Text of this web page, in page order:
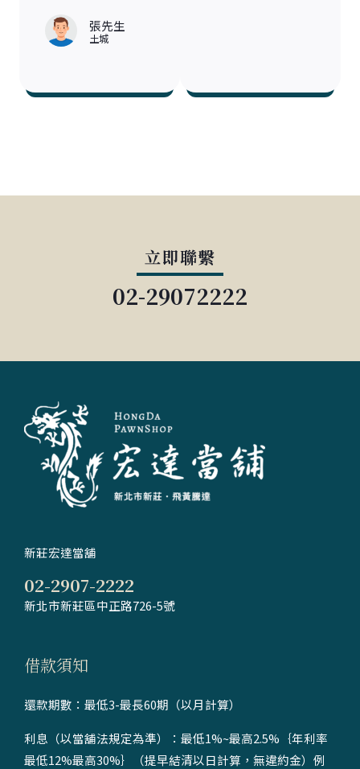
張先生
土城
立即聯繫
02-29072222
新莊宏達當舖
02-2907-2222
新北市新莊區中正路726-5號
借款須知
還款期數：最低3-最長60期（以月計算）
利息（以當舖法規定為準）：最低1%~最高2.5%｛年利率
最低12%最高30%｝（提早結清以日計算，無違約金）例